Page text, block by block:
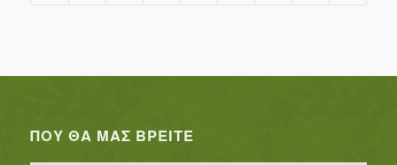
ΠΟΥ ΘΑ ΜΑΣ ΒΡΕΊΤΕ